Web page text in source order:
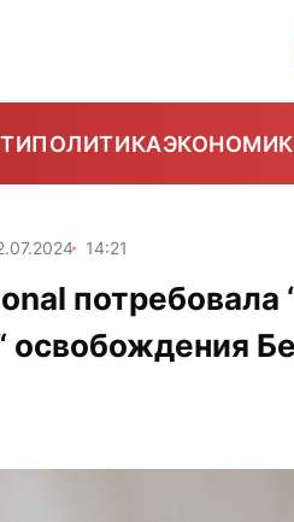
ПОЛИТИКА
14:21
потребовала
освобождения